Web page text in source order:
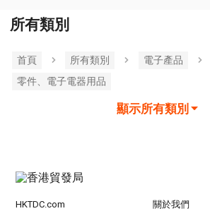
所有類別
首頁 所有類別
電子產品
零件、電子電器用品
顯示所有類別
HKTDC.com 關於我們